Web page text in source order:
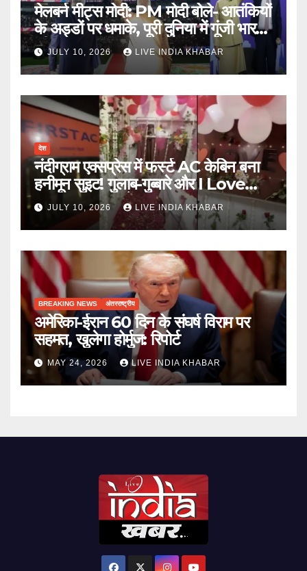
मेलबर्न मीट्स मोदी: PM मोदी बोले- आतंकियों
के अड्डों पर धमाके, पूरी दुनिया में गूंजी भारत
की ताकत
JULY 10, 2026 LIVE INDIA KHABAR
देश
नंदीग्राम एक्सप्रेस में फर्स्ट AC केबिन बना
हनीमून सुइट! गुलाब-गुब्बारे और I Love
You, TTE सस्पेंड
JULY 10, 2026 LIVE INDIA KHABAR
BREAKING NEWS अंतरराष्ट्रीय
अमेरिका-ईरान 60 दिन के संघर्ष विराम पर
सहमत, खुलेगा होर्मुज: रिपोर्ट
MAY 24, 2026 LIVE INDIA KHABAR